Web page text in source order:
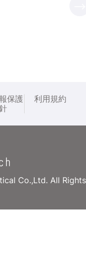
保護
利用規約
Co.,Ltd. All Rights